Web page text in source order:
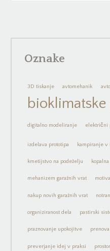
Oznake
3D tiskanje avtomehanik
digitalno modeliranje električni
izdelava prototipa kampiranje v
kmetijstvo na podeželju kopalna
mehanizem garažnih vrat
nakup novih garažnih vrat
organiziranost dela pastirski
praznovanje upokojitve
preverjanje idej v praksi